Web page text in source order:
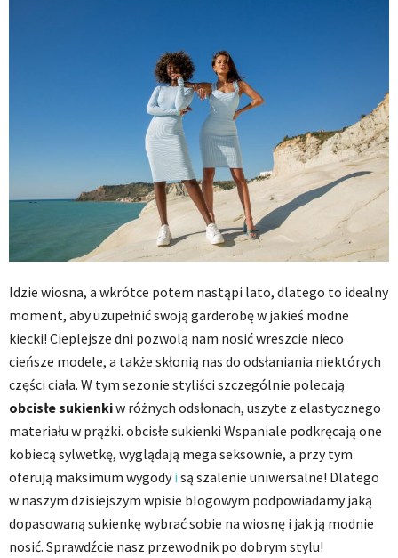
Idzie wiosna, a wkrótce potem nastąpi lato, dlatego to idealny
moment, aby uzupełnić swoją garderobę w jakieś modne
kiecki! Cieplejsze dni pozwolą nam nosić wreszcie nieco
cieńsze modele, a także skłonią nas do odsłaniania niektórych
części ciała. W tym sezonie styliści szczególnie polecają
obcisłe sukienkiw różnych odsłonach, uszyte z elastycznego
materiału w prążki. obcisłe sukienki Wspaniale podkręcają one
kobiecą sylwetkę, wyglądają mega seksownie, a przy tym
oferują maksimum wygodyi są szalenie uniwersalne! Dlatego
w naszym dzisiejszym wpisie blogowym podpowiadamy jaką
dopasowaną sukienkę wybrać sobie na wiosnę i jak ją modnie
nosić. Sprawdźcie nasz przewodnik po dobrym stylu!